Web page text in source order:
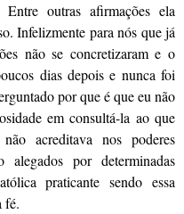
outras afirmações ela
Infelizmente para nós que já
não se concretizaram e o
dias depois e nunca foi
por que é que eu não
em consultá-la ao que
acreditava nos poderes
por determinadas
praticante sendo essa
fé.